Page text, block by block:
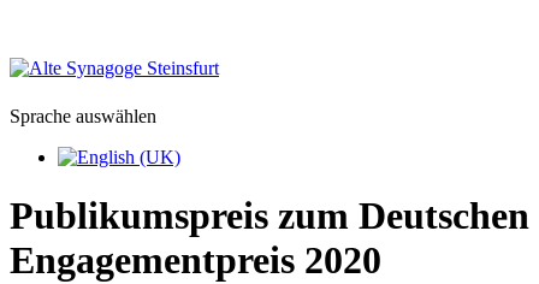
Sprache auswählen
Publikumspreis zum Deutschen
Engagementpreis 2020